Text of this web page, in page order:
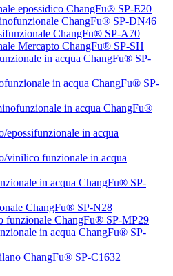
epossidico ChangFu® SP-E20
ChangFu® SP-DN46
ChangFu® SP-A70
Mercapto ChangFu® SP-SH
in acqua ChangFu® SP-
in acqua ChangFu® SP-
in acqua ChangFu®
epossifunzionale in acqua
vinilico funzionale in acqua
in acqua ChangFu® SP-
ChangFu® SP-N28
funzionale ChangFu® SP-MP29
in acqua ChangFu® SP-
ChangFu® SP-C1632